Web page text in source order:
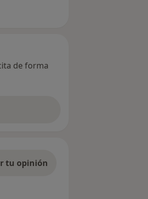
de forma
tu opinión